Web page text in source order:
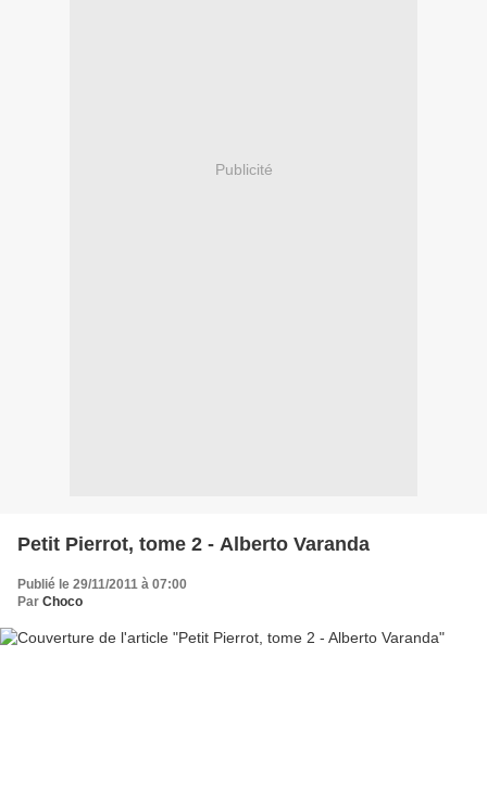
Publicité
Petit Pierrot, tome 2 - Alberto Varanda
Publié le 29/11/2011 à 07:00
Par Choco